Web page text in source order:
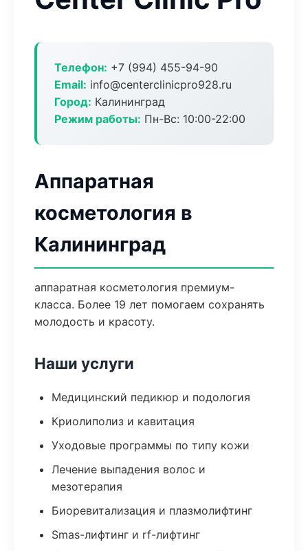
Телефон: +7 (994) 455-94-90
Email: info@centerclinicpro928.ru
Город: Калининград
Режим работы: Пн-Вс: 10:00-22:00
Аппаратная
косметология в
Калининград
аппаратная косметология премиум-
класса. Более 19 лет помогаем сохранять
молодость и красоту.
Наши услуги
Медицинский педикюр и подология
Криолиполиз и кавитация
Уходовые программы по типу кожи
Лечение выпадения волос и
мезотерапия
Биоревитализация и плазмолифтинг
Smas-лифтинг и rf-лифтинг